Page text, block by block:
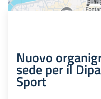
Nuovo
sede per il
Sport